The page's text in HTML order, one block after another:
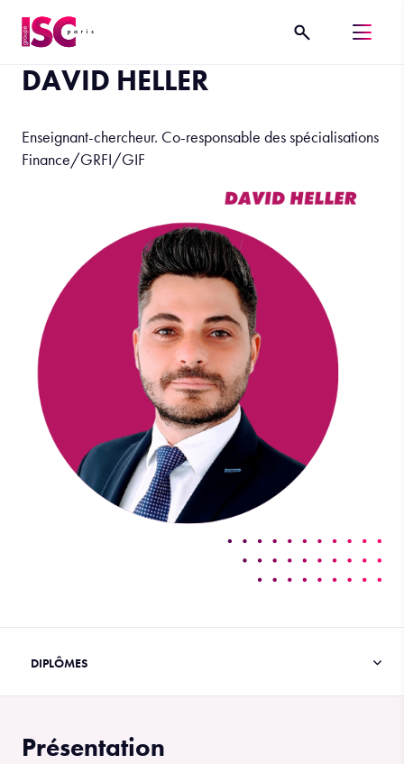
DAVID HELLER
Enseignant-chercheur. Co-responsable des spécialisations
Finance/GRFI/GIF
Présentation